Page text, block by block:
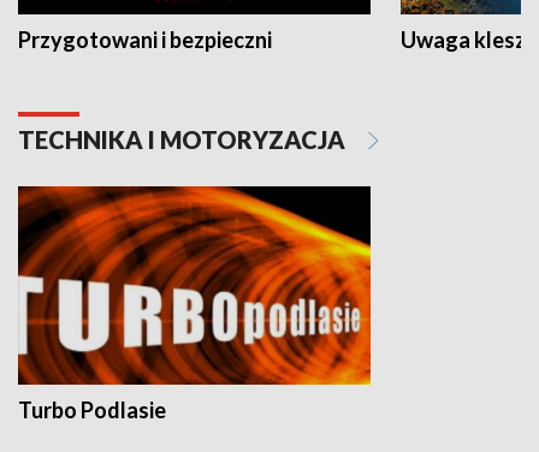
Przygotowani i bezpieczni Uwaga
TECHNIKA I MOTORYZACJA
Turbo Podlasie